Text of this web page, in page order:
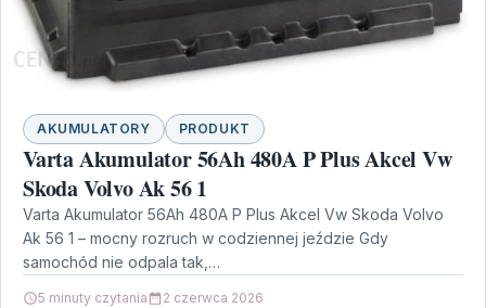
AKUMULATORY PRODUKT
Varta Akumulator 56Ah 480A P Plus Akcel Vw
Skoda Volvo Ak 56 1
Varta Akumulator 56Ah 480A P Plus Akcel Vw Skoda Volvo
Ak 56 1 – mocny rozruch w codziennej jeździe Gdy
samochód nie odpala tak,…
5 minuty czytania 2 czerwca 2026